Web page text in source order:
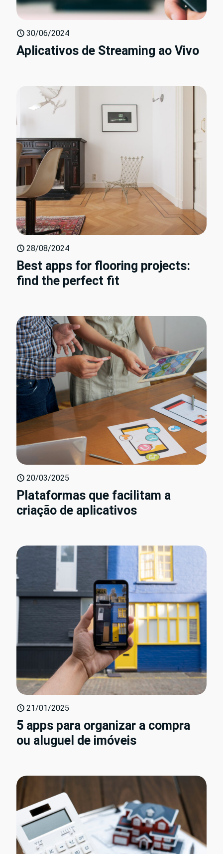
30/06/2024
Aplicativos de Streaming ao Vivo
28/08/2024
Best apps for flooring projects:
find the perfect fit
20/03/2025
Plataformas que facilitam a
criação de aplicativos
21/01/2025
5 apps para organizar a compra
ou aluguel de imóveis